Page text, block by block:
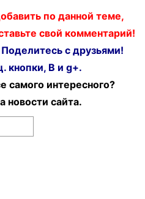
по данной теме,
свой комментарий!
с друзьями!
кнопки, В и g+.
самого интересного?
новости сайта.